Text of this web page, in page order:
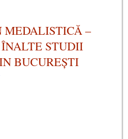
MEDALISTICĂ –
STUDII
BUCUREȘTI